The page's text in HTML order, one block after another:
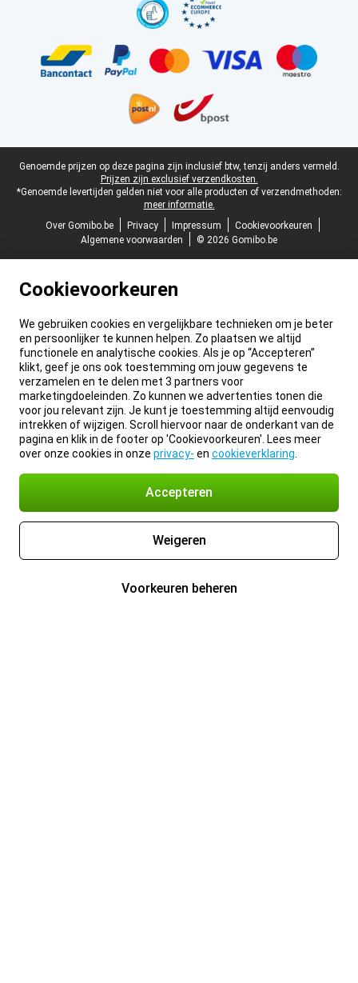
Juridische voettekst
Genoemde prijzen op deze pagina zijn inclusief btw, tenzij anders vermeld.
Prijzen zijn exclusief verzendkosten.
*Genoemde levertijden gelden niet voor alle producten of verzendmethoden:
meer informatie.
Over Gomibo.be
Privacy Impressum
Cookievoorkeuren
Algemene voorwaarden
© 2026 Gomibo.be
Cookievoorkeuren
We gebruiken cookies en vergelijkbare technieken om je beter
en persoonlijker te kunnen helpen. Zo plaatsen we altijd
functionele en analytische cookies. Als je op “Accepteren”
klikt, geef je ons ook toestemming om jouw gegevens te
verzamelen en te delen met 3 partners voor
marketingdoeleinden. Zo kunnen we advertenties tonen die
voor jou relevant zijn. Je kunt je toestemming altijd eenvoudig
intrekken of wijzigen. Scroll hiervoor naar de onderkant van de
pagina en klik in de footer op 'Cookievoorkeuren'. Lees meer
over onze cookies in onze privacy- en cookieverklaring
Accepteren
Weigeren
Voorkeuren beheren